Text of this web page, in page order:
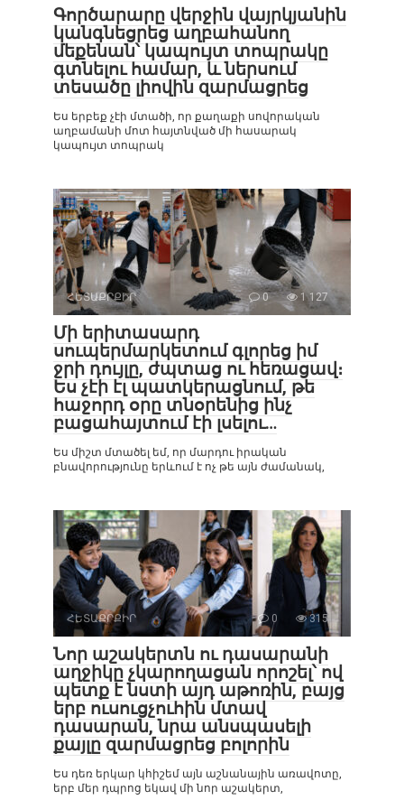
Գործարարը վերջին վայրկյանին
կանգնեցրեց աղբահանող
մեքենան՝ կապույտ տոպրակը
գտնելու համար, և ներսում
տեսածը լիովին զարմացրեց
Ես երբեք չէի մտածի, որ քաղաքի սովորական
աղբամանի մոտ հայտնված մի հասարակ
կապույտ տոպրակ
ՀԵՏԱՔՐՔԻՐ 0 1 127
Մի երիտասարդ
սուպերմարկետում գլորեց իմ
ջրի դույլը, ժպտաց ու հեռացավ։
Ես չէի էլ պատկերացնում, թե
հաջորդ օրը տնօրենից ինչ
բացահայտում էի լսելու…
Ես միշտ մտածել եմ, որ մարդու իրական
բնավորությունը երևում է ոչ թե այն ժամանակ,
ՀԵՏԱՔՐՔԻՐ 0 315
Նոր աշակերտն ու դասարանի
աղջիկը չկարողացան որոշել՝ ով
պետք է նստի այդ աթոռին, բայց
երբ ուսուցչուհին մտավ
դասարան, նրա անսպասելի
քայլը զարմացրեց բոլորին
Ես դեռ երկար կհիշեմ այն աշնանային առավոտը,
երբ մեր դպրոց եկավ մի նոր աշակերտ,